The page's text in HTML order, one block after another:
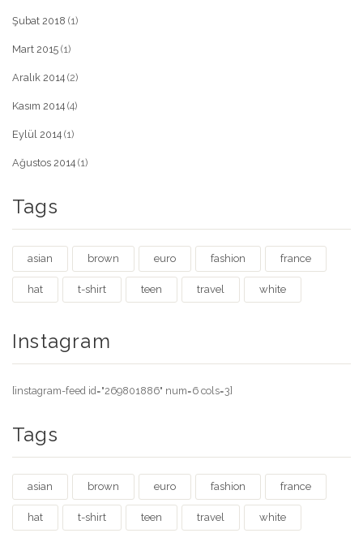
Şubat 2018 (1)
Mart 2015 (1)
Aralık 2014 (2)
Kasım 2014 (4)
Eylül 2014 (1)
Ağustos 2014 (1)
Tags
asian brown euro fashion france
hat t-shirt teen travel white
Instagram
[instagram-feed id="269801886" num=6 cols=3]
Tags
asian brown euro fashion france
hat t-shirt teen travel white